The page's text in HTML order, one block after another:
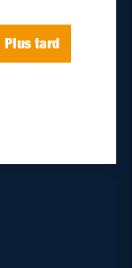
Plus tard